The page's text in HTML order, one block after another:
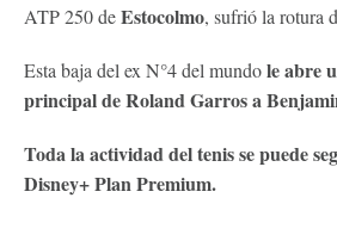
ATP 250 deEstocolmo, sufrió la rotura
Esta baja del ex N°4 del mundole abre
principal de Roland Garros a
Toda la actividad del tenis se puede
Disney+ Plan Premium.